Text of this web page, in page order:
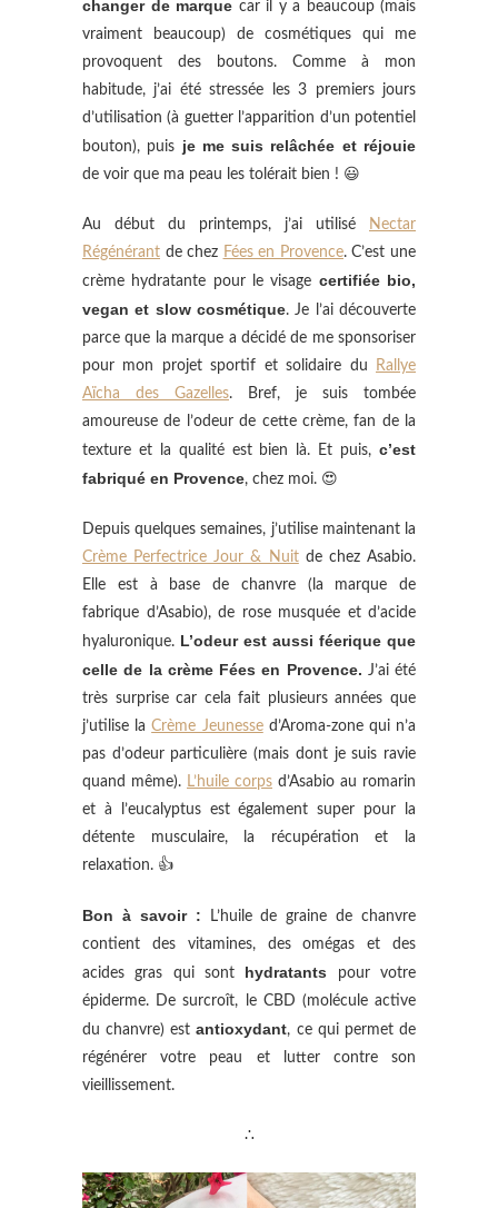
changer de marque car il y a beaucoup (mais
vraiment beaucoup) de cosmétiques qui me
provoquent des boutons. Comme à mon
habitude, j’ai été stressée les 3 premiers jours
d’utilisation (à guetter l’apparition d’un potentiel
bouton), puis je me suis relâchée et réjouie
de voir que ma peau les tolérait bien ! 😃
Au début du printemps, j’ai utilisé
Nectar
Régénérant de chez Fées en Provence. C’est une
crème hydratante pour le visage certifiée bio,
vegan et slow cosmétique. Je l’ai découverte
parce que la marque a décidé de me sponsoriser
pour mon projet sportif et solidaire du
Rallye
Aïcha des Gazelles. Bref, je suis tombée
amoureuse de l’odeur de cette crème, fan de la
texture et la qualité est bien là. Et puis, c’est
fabriqué en Provence, chez moi. 😍
Depuis quelques semaines, j’utilise maintenant la
Crème Perfectrice Jour & Nuitde chez Asabio.
Elle est à base de chanvre (la marque de
fabrique d’Asabio), de rose musquée et d’acide
hyaluronique. L’odeur est aussi féerique que
celle de la crème Fées en Provence. J’ai été
très surprise car cela fait plusieurs années que
j’utilise laCrème Jeunessed’Aroma-zone qui n’a
pas d’odeur particulière (mais dont je suis ravie
quand même). L’huile corps d’Asabio au romarin
et à l’eucalyptus est également super pour la
détente musculaire, la récupération et la
relaxation. 👍
Bon à savoir : L’huile de graine de chanvre
contient des vitamines, des omégas et des
acides gras qui sont hydratants pour votre
épiderme. De surcroît, le CBD (molécule active
du chanvre) estantioxydant, ce qui permet de
régénérer votre peau et lutter contre son
vieillissement.
∴